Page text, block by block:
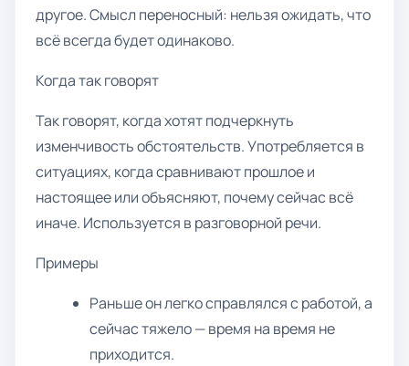
другое. Смысл переносный: нельзя ожидать, что
всё всегда будет одинаково.
Когда так говорят
Так говорят, когда хотят подчеркнуть
изменчивость обстоятельств. Употребляется в
ситуациях, когда сравнивают прошлое и
настоящее или объясняют, почему сейчас всё
иначе. Используется в разговорной речи.
Примеры
Раньше он легко справлялся с работой, а
сейчас тяжело — время на время не
приходится.